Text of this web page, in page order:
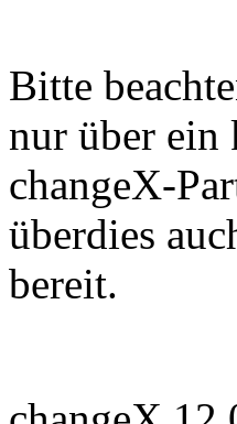
Bitte
nur über ein
changeX-
überdies
bereit.